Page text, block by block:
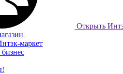
Открыть
маркет